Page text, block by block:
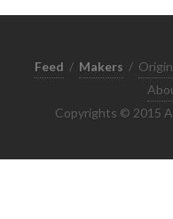
Feed / Makers /
Copyrights © 2015